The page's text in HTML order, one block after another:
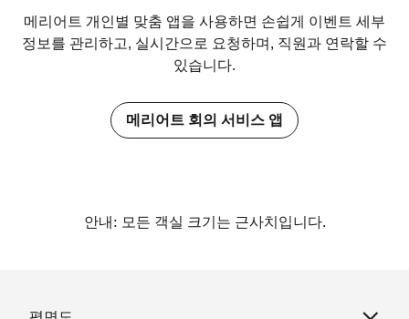
메리어트 개인별 맞춤 앱을 사용하면 손쉽게 이벤트 세부
정보를 관리하고, 실시간으로 요청하며, 직원과 연락할 수
있습니다.
메리어트 회의 서비스 앱
안내: 모든 객실 크기는 근사치입니다.